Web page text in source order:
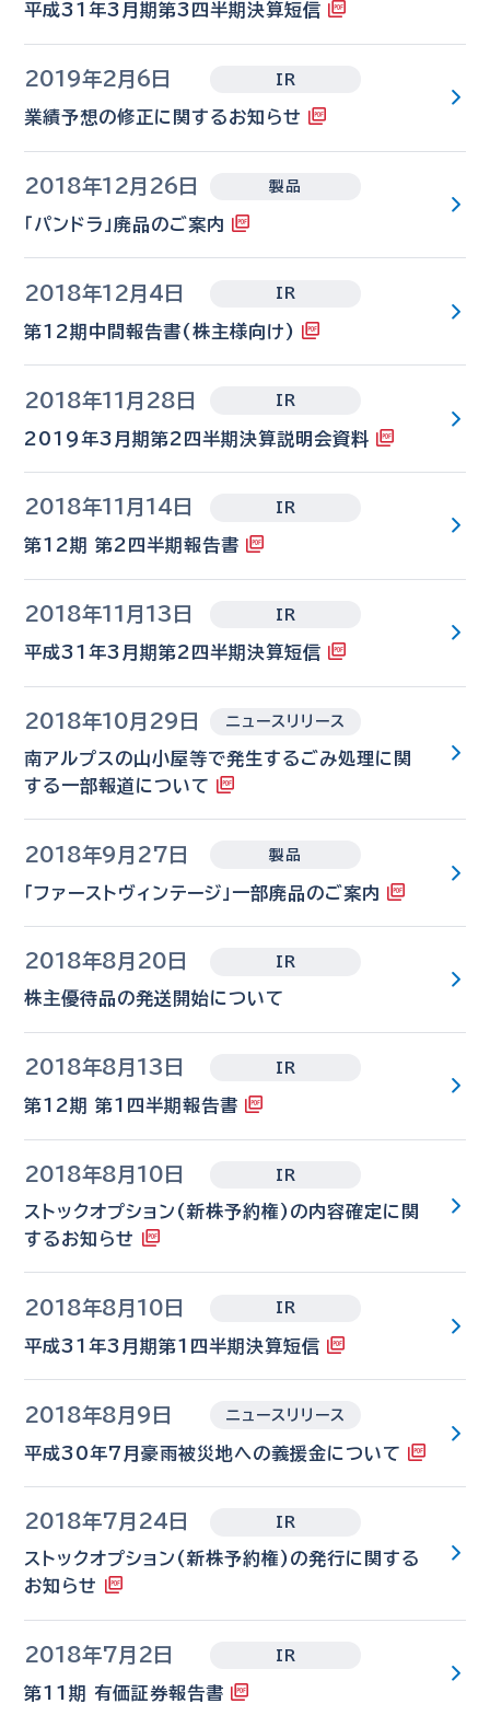
平成31年3月期第3四半期決算短信
2019年2月6日 IR
業績予想の修正に関するお知らせ
2018年12月26日 製品
「パンドラ」廃品のご案内
2018年12月4日 IR
第12期中間報告書(株主様向け)
2018年11月28日 IR
2019年3月期第2四半期決算説明会資料
2018年11月14日 IR
第12期 第2四半期報告書
2018年11月13日 IR
平成31年3月期第2四半期決算短信
2018年10月29日 ニュースリリース
南アルプスの山小屋等で発生するごみ処理に関
する一部報道について
2018年9月27日 製品
「ファーストヴィンテージ」一部廃品のご案内
2018年8月20日 IR
株主優待品の発送開始について
2018年8月13日 IR
第12期 第1四半期報告書
2018年8月10日 IR
ストックオプション(新株予約権)の内容確定に関
するお知らせ
2018年8月10日 IR
平成31年3月期第1四半期決算短信
2018年8月9日 ニュースリリース
平成30年7月豪雨被災地への義援金について
2018年7月24日 IR
ストックオプション(新株予約権)の発行に関する
お知らせ
2018年7月2日 IR
第11期 有価証券報告書